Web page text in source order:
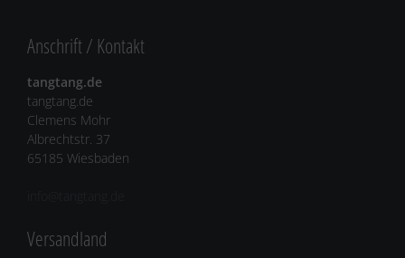
Anschrift / Kontakt
tangtang.de
tangtang.de
Clemens Mohr
Albrechtstr. 37
65185 Wiesbaden
Versandland